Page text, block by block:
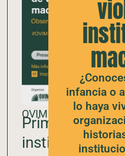
OVIM
Primer informe
instituciones
infancia o
lo haya